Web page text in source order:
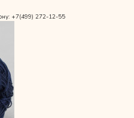
+7(499) 272-12-55